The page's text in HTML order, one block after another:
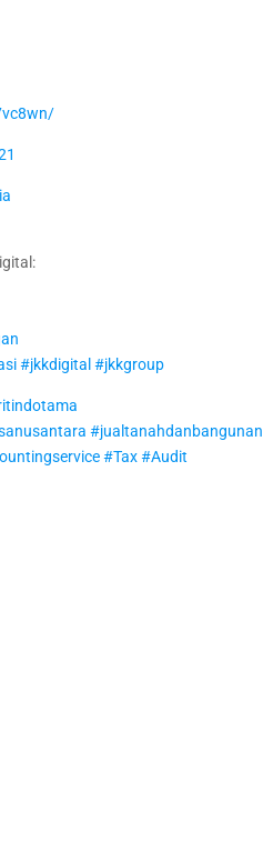
#jkkdigital #jkkgroup
#jualtanahdanbangunan
#Tax#Audit